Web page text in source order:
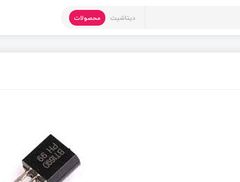
دیتاشیت محصولات